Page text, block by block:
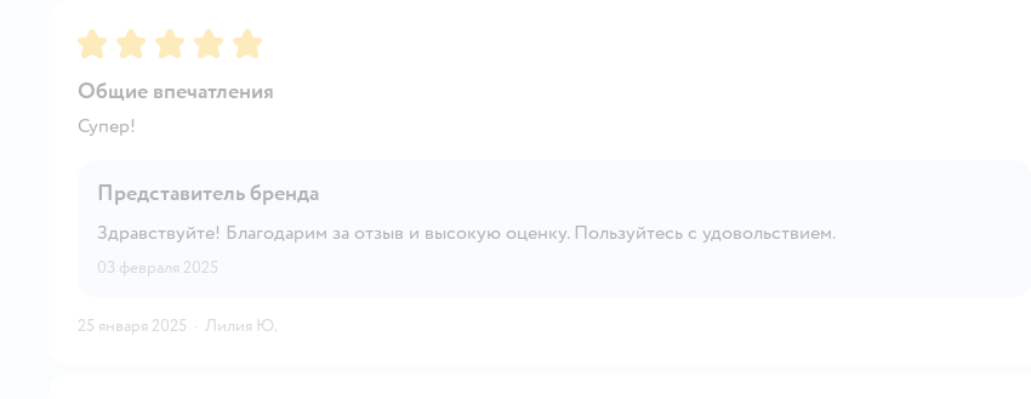
Рейтинг:5
Общие впечатления
Супер!
Представитель бренда
Здравствуйте! Благодарим за отзыв и высокую оценку. Пользуйтесь с удовольствием.
03 февраля 2025
25 января 2025 · Лилия Ю.